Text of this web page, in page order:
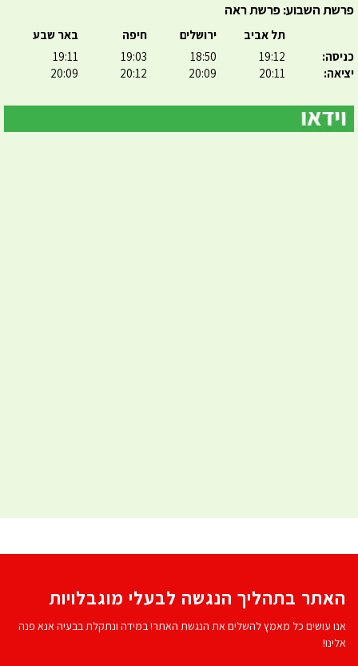
פרשת השבוע: פרשת ראה
כניסה:
יציאה:
תל אביב
19:12
20:11
ירושלים
18:50
20:09
חיפה
19:03
20:12
באר שבע
19:11
20:09
האתר בתהליך הנגשה לבעלי מוגבלויות
אנו עושים כל מאמץ להשלים את הנגשת האתר! במידה ונתקלת בבעיה אנא פנה
אלינו!